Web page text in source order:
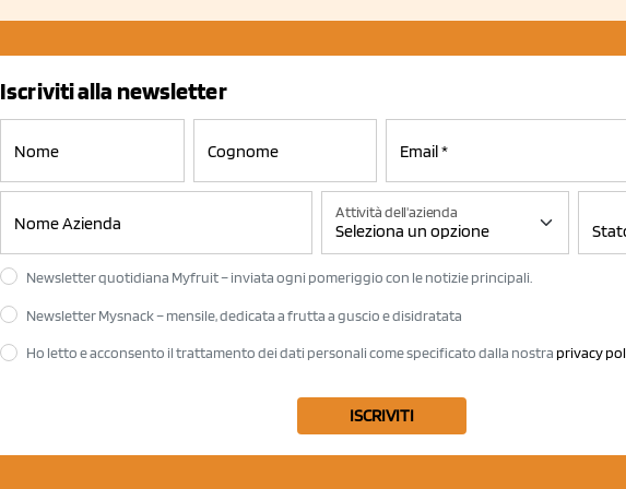
Iscriviti alla newsletter
Attività dell'azienda
Newsletter quotidiana Myfruit – inviata ogni pomeriggio con le notizie principali.
Newsletter Mysnack – mensile, dedicata a frutta a guscio e disidratata
Ho letto e acconsento il trattamento dei dati personali come specificato dalla nostra privacy
ISCRIVITI